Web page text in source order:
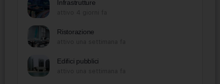
Infrastrutture
Ristorazione
Edifici pubblici